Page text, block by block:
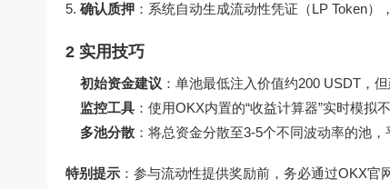
确认质押 ：系统自动生成流动性凭证（LP Token）
2 实用技巧
初始资金建议 ：单池最低注入价值约200 USDT，
监控工具 ：使用OKX内置的“收益计算器”实时模拟
多池分散 ：将总资金分散至3-5个不同波动率的池
特别提示 ：参与流动性提供奖励前，务必通过OKX官